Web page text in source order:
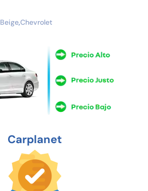
Beige,Chevrolet
Carplanet